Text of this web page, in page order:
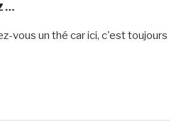
vous un thé car ici, c'est toujours